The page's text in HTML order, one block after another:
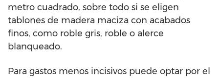
metro cuadrado, sobre todo si se eligen
tablones de madera maciza con acabados
finos, como roble gris, roble o alerce
blanqueado.
Para gastos menos incisivos puede optar por el